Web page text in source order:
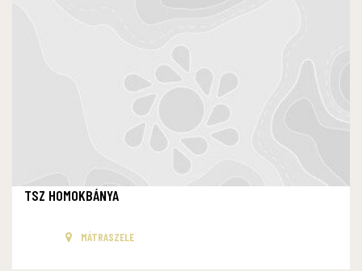
TSZ HOMOKBÁNYA
MÁTRASZELE